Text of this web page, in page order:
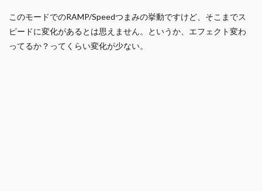
このモードでのRAMP/Speedつまみの挙動ですけど、そこまでス
ピードに変化があるとは思えません。というか、エフェクト変わ
ってるか？ってくらい変化が少ない。